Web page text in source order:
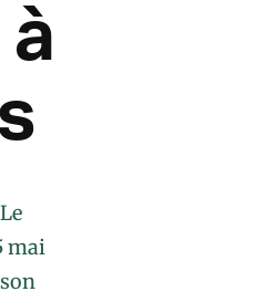
mai